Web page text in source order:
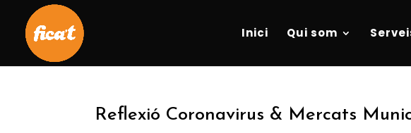
Inici Qui som
Reflexió Coronavirus & Mercats